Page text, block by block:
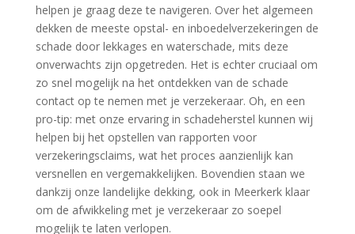
helpen je graag deze te navigeren.​ Over het algemeen
dekken de meeste opstal- en inboedelverzekeringen de
schade door lekkages en waterschade, mits deze
onverwachts zijn opgetreden.​ Het is echter cruciaal om
zo snel mogelijk na het ontdekken van de schade
contact op te nemen met je verzekeraar.​ Oh, en een
pro-tip: met onze ervaring in schadeherstel kunnen wij
helpen bij het opstellen van rapporten voor
verzekeringsclaims, wat het proces aanzienlijk kan
versnellen en vergemakkelijken.​ Bovendien staan we
dankzij onze landelijke dekking, ook in Meerkerk klaar
om de afwikkeling met je verzekeraar zo soepel
mogelijk te laten verlopen.​